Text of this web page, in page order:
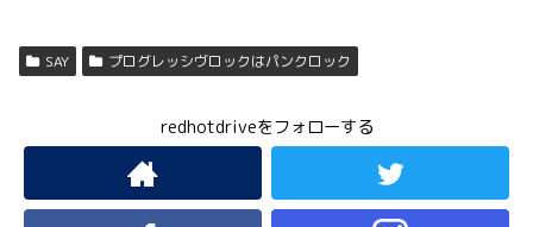
SAY プログレッシヴロックはパンクロック
redhotdriveをフォローする